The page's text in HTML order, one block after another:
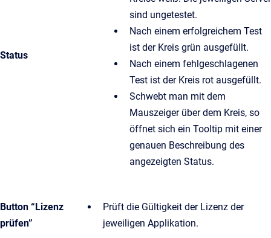
Status
sind ungetestet.
Nach einem erfolgreichem Test
ist der Kreis grün ausgefüllt.
Nach einem fehlgeschlagenen
Test ist der Kreis rot ausgefüllt.
Schwebt man mit dem
Mauszeiger über dem Kreis, so
öffnet sich ein Tooltip mit einer
genauen Beschreibung des
angezeigten Status.
Button “Lizenz
prüfen”
Prüft die Gültigkeit der Lizenz der
jeweiligen Applikation.